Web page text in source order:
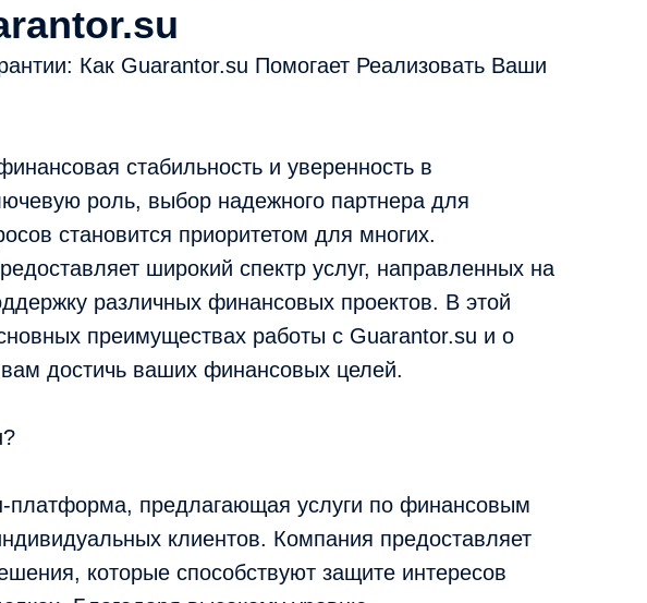
Как Guarantor.su Помогает Реализовать Ваши
стабильность и уверенность в
роль, выбор надежного партнера для
становится приоритетом для многих.
широкий спектр услуг, направленных на
различных финансовых проектов. В этой
преимуществах работы с Guarantor.su и о
достичь ваших финансовых целей.
платформа, предлагающая услуги по финансовым
клиентов. Компания предоставляет
которые способствуют защите интересов